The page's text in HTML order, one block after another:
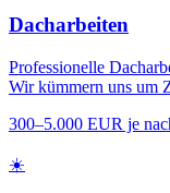
Dacharbeiten
Professionelle
Wir kümmern uns um
300–5.000 EUR je
☀️